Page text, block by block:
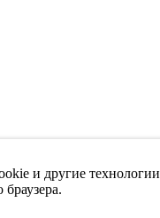
и другие